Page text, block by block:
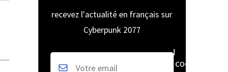
recevez l'actualité en français sur
Cyberpunk 2077
cochez pour